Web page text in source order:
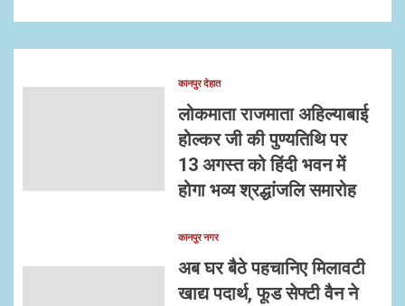
कानपुर देहात
लोकमाता राजमाता अहिल्याबाई
होल्कर जी की पुण्यतिथि पर
13 अगस्त को हिंदी भवन में
होगा भव्य श्रद्धांजलि समारोह
कानपुर नगर
अब घर बैठे पहचानिए मिलावटी
खाद्य पदार्थ, फूड सेफ्टी वैन ने